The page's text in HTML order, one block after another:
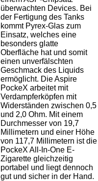
überwachten Devices. Bei
der Fertigung des Tanks
kommt Pyrex-Glas zum
Einsatz, welches eine
besonders glatte
Oberfläche hat und somit
einen unverfälschten
Geschmack des Liquids
ermöglicht. Die Aspire
PockeX arbeitet mit
Verdampferköpfen mit
Widerständen zwischen 0,5
und 2,0 Ohm. Mit einem
Durchmesser von 19,7
Millimetern und einer Höhe
von 117,7 Millimetern ist die
PockeX All-In-One E-
Zigarette gleichzeitig
portabel und liegt dennoch
gut und sicher in der Hand.